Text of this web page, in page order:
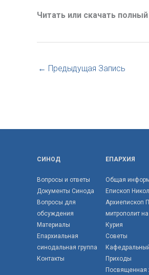
Читать или скачать
← Предыдущая Запись
СИНОД
Вопросы и ответы
Документы Синода
Вопросы для
обсуждения
Материалы
Епархиальная
синодальная группа
Контакты
ЕПАРХИЯ
Общая
Епископ
Архиепископ
митрополит
Курия
Советы
Приходы
Посвященная